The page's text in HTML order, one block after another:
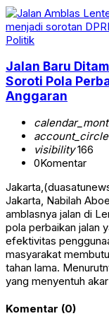
Politik
Jalan Baru
Soroti Pola
Anggaran
account_circle
visibility166
0Komentar
Jakarta, Nabilah
amblasnya jalan di
pola perbaikan jalan
efektivitas
masyarakat
tahan lama.
yang menyentuh
Komentar (0)